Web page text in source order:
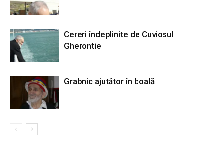
Cereri îndeplinite de Cuviosul
Gherontie
Grabnic ajutător în boală